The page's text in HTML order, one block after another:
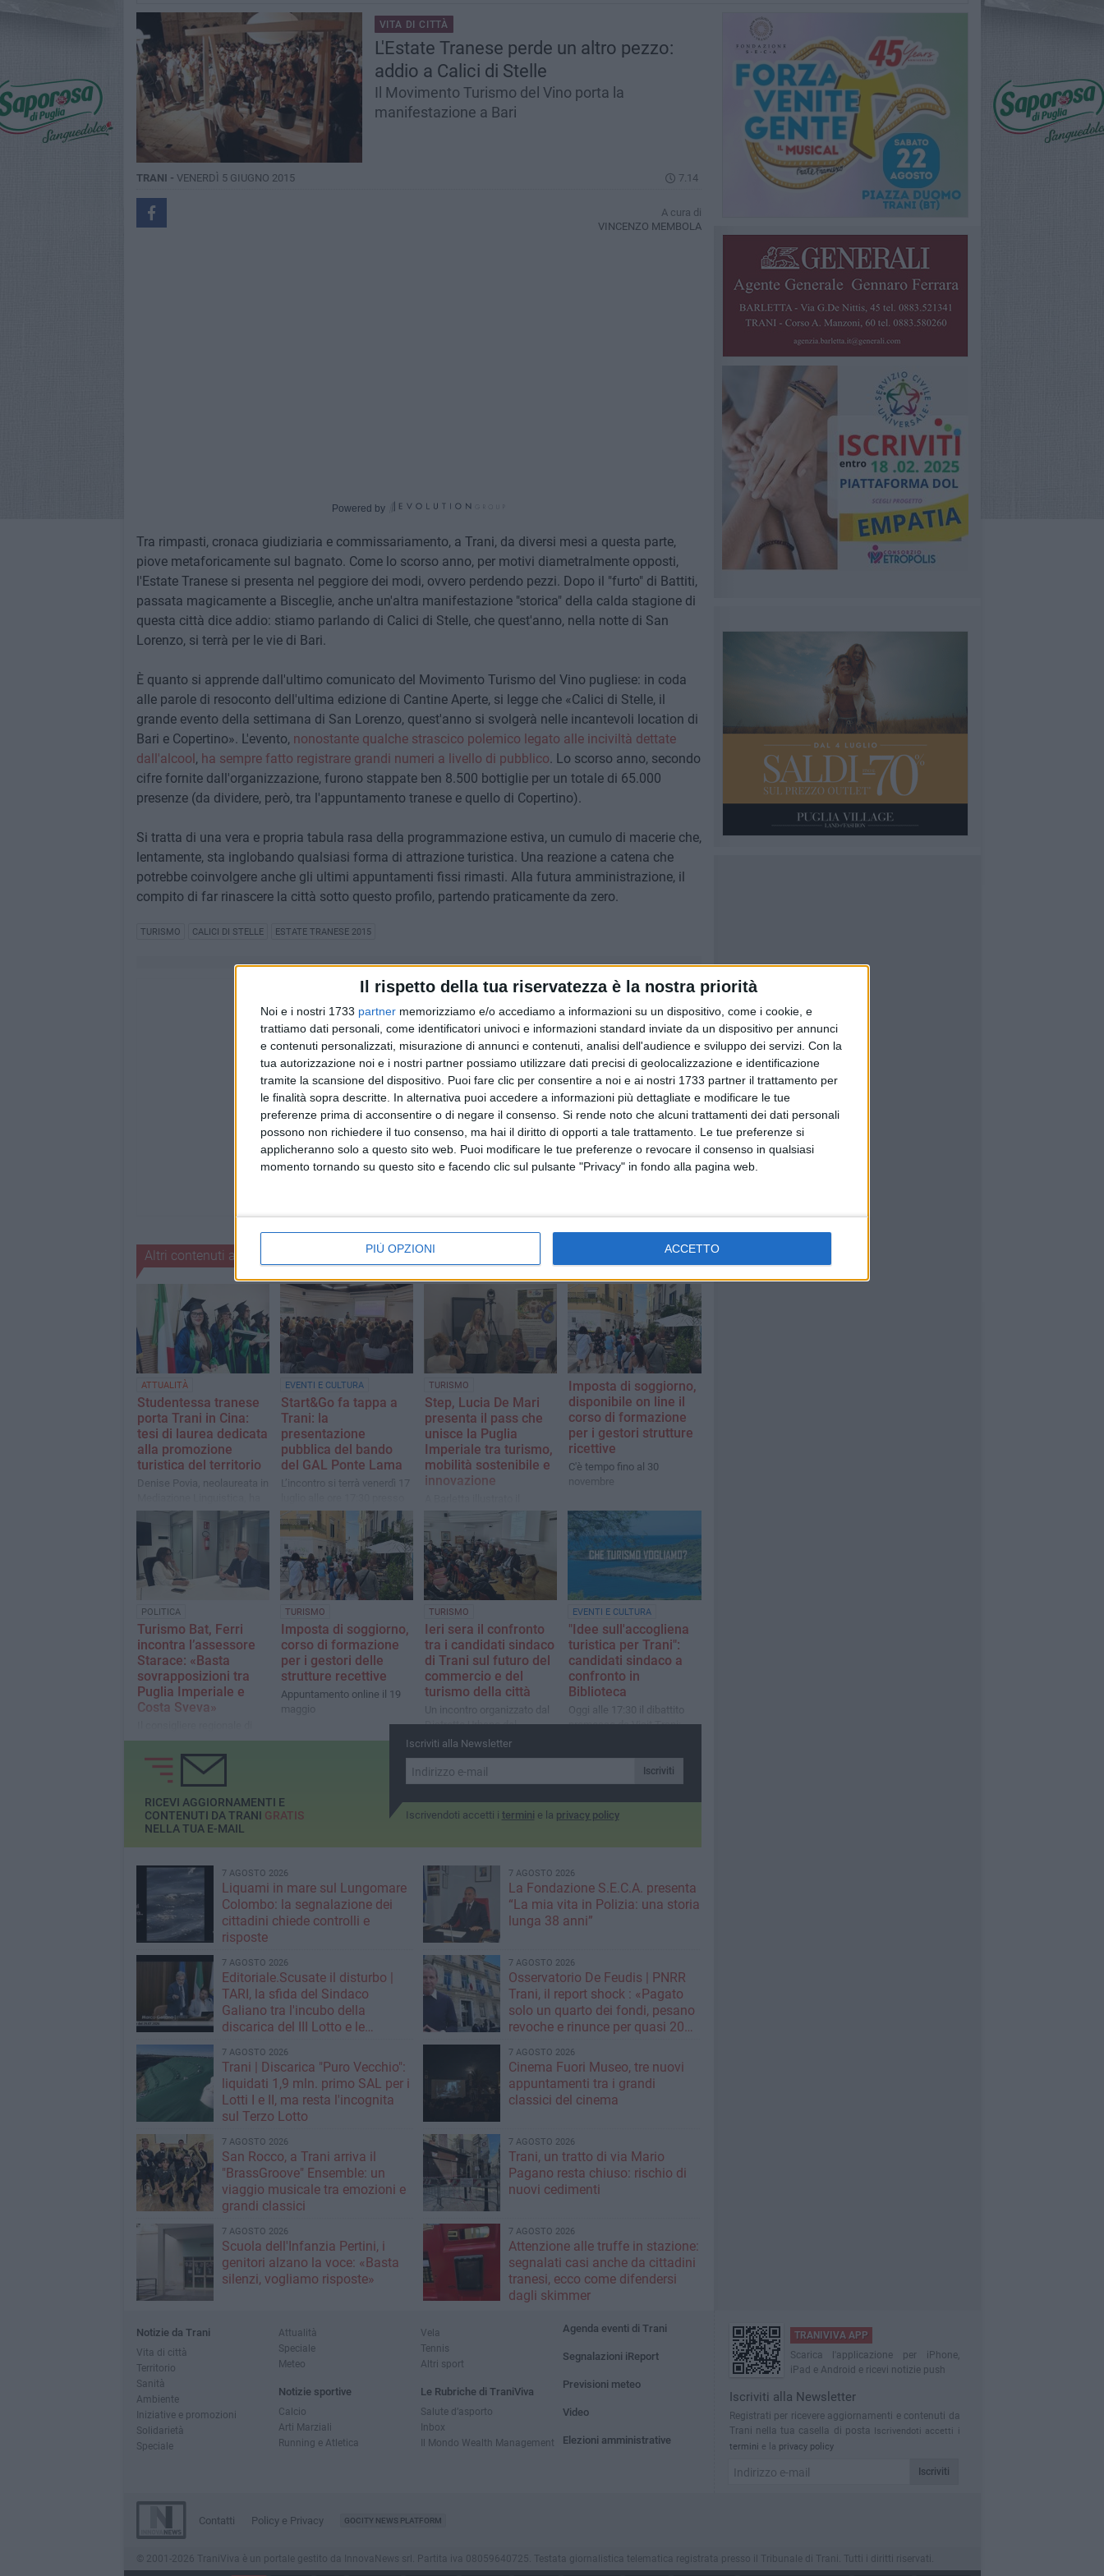
Il rispetto della tua riservatezza è la nostra priorità
Noi e i nostri 1733 partner memorizziamo e/o accediamo a informazioni su un dispositivo, come i cookie, e
trattiamo dati personali, come identificatori univoci e informazioni standard inviate da un dispositivo per annunci
e contenuti personalizzati, misurazione di annunci e contenuti, analisi dell'audience e sviluppo dei servizi. Con la
tua autorizzazione noi e i nostri partner possiamo utilizzare dati precisi di geolocalizzazione e identificazione
tramite la scansione del dispositivo. Puoi fare clic per consentire a noi e ai nostri 1733 partner il trattamento per
le finalità sopra descritte. In alternativa puoi accedere a informazioni più dettagliate e modificare le tue
preferenze prima di acconsentire o di negare il consenso. Si rende noto che alcuni trattamenti dei dati personali
possono non richiedere il tuo consenso, ma hai il diritto di opporti a tale trattamento. Le tue preferenze si
applicheranno solo a questo sito web. Puoi modificare le tue preferenze o revocare il consenso in qualsiasi
momento tornando su questo sito e facendo clic sul pulsante "Privacy" in fondo alla pagina web.
PIÙ OPZIONI ACCETTO
VITA DI CITTÀ
L'Estate Tranese perde un altro pezzo:
addio a Calici di Stelle
Il Movimento Turismo del Vino porta la
manifestazione a Bari
TRANI - VENERDÌ 5 GIUGNO 2015 7.14
A cura di
VINCENZO MEMBOLA
Powered by
Tra rimpasti, cronaca giudiziaria e commissariamento, a Trani, da diversi mesi a questa parte,
piove metaforicamente sul bagnato. Come lo scorso anno, per motivi diametralmente opposti,
l'Estate Tranese si presenta nel peggiore dei modi, ovvero perdendo pezzi. Dopo il "furto" di Battiti,
passata magicamente a Bisceglie, anche un'altra manifestazione "storica" della calda stagione di
questa città dice addio: stiamo parlando di Calici di Stelle, che quest'anno, nella notte di San
Lorenzo, si terrà per le vie di Bari.
È quanto si apprende dall'ultimo comunicato del Movimento Turismo del Vino pugliese: in coda
alle parole di resoconto dell'ultima edizione di Cantine Aperte, si legge che «Calici di Stelle, il
grande evento della settimana di San Lorenzo, quest'anno si svolgerà nelle incantevoli location di
Bari e Copertino». L'evento, nonostante qualche strascico polemico legato alle inciviltà dettate
dall'alcool , ha sempre fatto registrare grandi numeri a livello di pubblico. Lo scorso anno, secondo
cifre fornite dall'organizzazione, furono stappate ben 8.500 bottiglie per un totale di 65.000
presenze (da dividere, però, tra l'appuntamento tranese e quello di Copertino).
Si tratta di una vera e propria tabula rasa della programmazione estiva, un cumulo di macerie che,
lentamente, sta inglobando qualsiasi forma di attrazione turistica. Una reazione a catena che
potrebbe coinvolgere anche gli ultimi appuntamenti fissi rimasti. Alla futura amministrazione, il
compito di far rinascere la città sotto questo profilo, partendo praticamente da zero.
TURISMO CALICI DI STELLE ESTATE TRANESE 2015
Altri contenuti a tema
ATTUALITÀ
Studentessa tranese
porta Trani in Cina:
tesi di laurea dedicata
alla promozione
turistica del territorio
Denise Povia, neolaureata in
realizzato tre locandine
promozionali in lingua
cinese condivise anche con
la Beijing Language and
Culture University
EVENTI E CULTURA
Start&Go fa tappa a
Trani: la
presentazione
pubblica del bando
del GAL Ponte Lama
L’incontro si terrà venerdì 17
la Sala Cineforum della
Biblioteca Comunale
Giovanni Bovio di Trani
TURISMO
Step, Lucia De Mari
presenta il pass che
unisce la Puglia
Imperiale tra turismo,
mobilità sostenibile e
innovazione
progetto da quasi 4 milioni
di euro che mette in rete
Comuni, operatori e attrattori
del territorio
Imposta di soggiorno,
disponibile on line il
corso di formazione
per i gestori strutture
ricettive
C'è tempo fino al 30
novembre
POLITICA
Turismo Bat, Ferri
incontra l’assessore
Starace: «Basta
sovrapposizioni tra
Puglia Imperiale e
Costa Sveva»
Fratelli d’Italia a confronto
con l’assessore al Turismo
sul rilancio del territorio
TURISMO
Imposta di soggiorno,
corso di formazione
per i gestori delle
strutture recettive
Appuntamento online il 19
maggio
TURISMO
Ieri sera il confronto
tra i candidati sindaco
di Trani sul futuro del
commercio e del
turismo della città
Un incontro organizzato dal
Distretto Urbano del
Commercio per confrontarsi
la città
EVENTI E CULTURA
"Idee sull'accogliena
turistica per Trani":
candidati sindaco a
confronto in
Biblioteca
Oggi alle 17:30 il dibattito
promosso da Visit Trani:
Iscriviti alla Newsletter
Iscriviti
Iscrivendoti accetti i termini e la privacy policy
RICEVI AGGIORNAMENTI E
CONTENUTI DA TRANI GRATIS
NELLA TUA E-MAIL
7 AGOSTO 2026
Liquami in mare sul Lungomare
Colombo: la segnalazione dei
cittadini chiede controlli e
risposte
7 AGOSTO 2026
La Fondazione S.E.C.A. presenta
“La mia vita in Polizia: una storia
lunga 38 anni”
7 AGOSTO 2026
Editoriale.Scusate il disturbo |
TARI, la sfida del Sindaco
Galiano tra l'incubo della
discarica del III Lotto e le
rifiuti
7 AGOSTO 2026
Osservatorio De Feudis | PNRR
Trani, il report shock : «Pagato
solo un quarto dei fondi, pesano
revoche e rinunce per quasi 20
7 AGOSTO 2026
Trani | Discarica "Puro Vecchio":
liquidati 1,9 mln. primo SAL per i
Lotti I e II, ma resta l'incognita
sul Terzo Lotto
7 AGOSTO 2026
Cinema Fuori Museo, tre nuovi
appuntamenti tra i grandi
classici del cinema
7 AGOSTO 2026
San Rocco, a Trani arriva il
"BrassGroove" Ensemble: un
viaggio musicale tra emozioni e
grandi classici
7 AGOSTO 2026
Trani, un tratto di via Mario
Pagano resta chiuso: rischio di
nuovi cedimenti
7 AGOSTO 2026
Scuola dell'Infanzia Pertini, i
genitori alzano la voce: «Basta
silenzi, vogliamo risposte»
7 AGOSTO 2026
Attenzione alle truffe in stazione:
segnalati casi anche da cittadini
tranesi, ecco come difendersi
dagli skimmer
Notizie da Trani
Vita di città
Territorio
Sanità
Ambiente
Iniziative e promozioni
Solidarietà
Speciale
Attualità
Speciale
Meteo
Notizie sportive
Calcio
Arti Marziali
Running e Atletica
Vela
Tennis
Altri sport
Le Rubriche di TraniViva
Salute d’asporto
Inbox
Il Mondo Wealth Management
Agenda eventi di Trani
Segnalazioni iReport
Previsioni meteo
Video
Elezioni amministrative
TRANIVIVA APP
Scarica l'applicazione per iPhone,
iPad e Android e ricevi notizie push
Iscriviti alla Newsletter
Registrati per ricevere aggiornamenti e contenuti da
Trani nella tua casella di posta
Iscrivendoti accetti i
termini e la privacy policy
Iscriviti
Contatti Policy e Privacy GOCITY NEWS PLATFORM
© 2001-2026 TraniViva è un portale gestito da InnovaNews srl. Partita iva 08059640725. Testata giornalistica telematica registrata presso il Tribunale di Trani. Tutti i diritti riservati.